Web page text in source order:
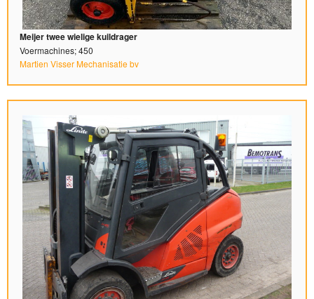
Meijer twee wielige kuildrager
Voermachines; 450
Martien Visser Mechanisatie bv